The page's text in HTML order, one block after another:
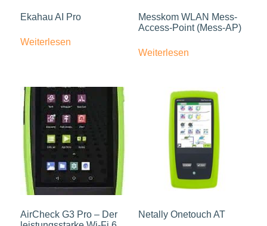
Ekahau AI Pro
Weiterlesen
Messkom WLAN Mess-
Access-Point (Mess-AP)
Weiterlesen
AirCheck G3 Pro – Der
Netally Onetouch AT